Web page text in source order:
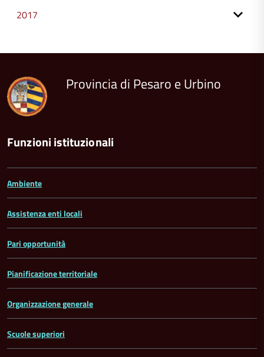
2017
del
Provincia di Pesaro e Urbino
Funzioni istituzionali
Ambiente
Assistenza enti locali
Pari opportunità
Pianificazione territoriale
Organizzazione generale
Scuole superiori